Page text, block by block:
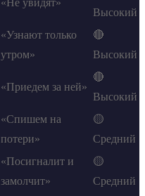
Высокий
«Узнают только
утром»
🔴
Высокий
«Приедем за ней»
🔴
Высокий
«Спишем на
потери»
🟡
Средний
«Посигналит и
замолчит»
🟡
Средний